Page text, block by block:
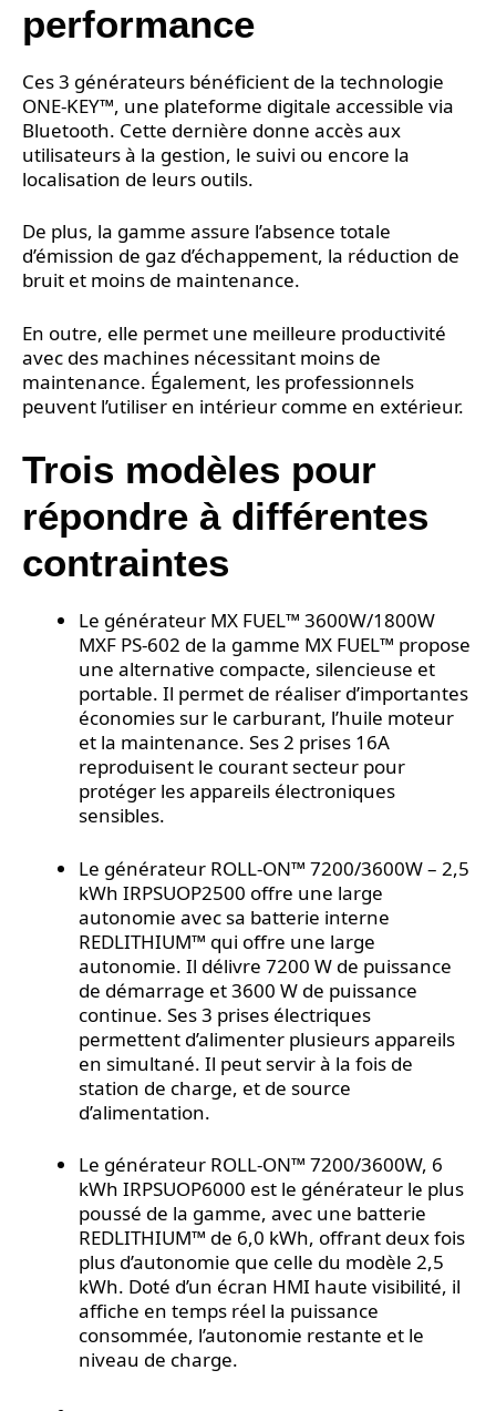
performance
Ces 3 générateurs bénéficient de la technologie
ONE-KEY™, une plateforme digitale accessible via
Bluetooth. Cette dernière donne accès aux
utilisateurs à la gestion, le suivi ou encore la
localisation de leurs outils.
De plus, la gamme assure l’absence totale
d’émission de gaz d’échappement, la réduction de
bruit et moins de maintenance.
En outre, elle permet une meilleure productivité
avec des machines nécessitant moins de
maintenance. Également, les professionnels
peuvent l’utiliser en intérieur comme en extérieur.
Trois modèles pour
répondre à différentes
contraintes
Le générateur MX FUEL™ 3600W/1800W
MXF PS-602 de la gamme MX FUEL™ propose
une alternative compacte, silencieuse et
portable. Il permet de réaliser d’importantes
économies sur le carburant, l’huile moteur
et la maintenance. Ses 2 prises 16A
reproduisent le courant secteur pour
protéger les appareils électroniques
sensibles.
Le générateur ROLL-ON™ 7200/3600W – 2,5
kWh IRPSUOP2500 offre une large
autonomie avec sa batterie interne
REDLITHIUM™ qui offre une large
autonomie. Il délivre 7200 W de puissance
de démarrage et 3600 W de puissance
continue. Ses 3 prises électriques
permettent d’alimenter plusieurs appareils
en simultané. Il peut servir à la fois de
station de charge, et de source
d’alimentation.
Le générateur ROLL-ON™ 7200/3600W, 6
kWh IRPSUOP6000 est le générateur le plus
poussé de la gamme, avec une batterie
REDLITHIUM™ de 6,0 kWh, offrant deux fois
plus d’autonomie que celle du modèle 2,5
kWh. Doté d’un écran HMI haute visibilité, il
affiche en temps réel la puissance
consommée, l’autonomie restante et le
niveau de charge.